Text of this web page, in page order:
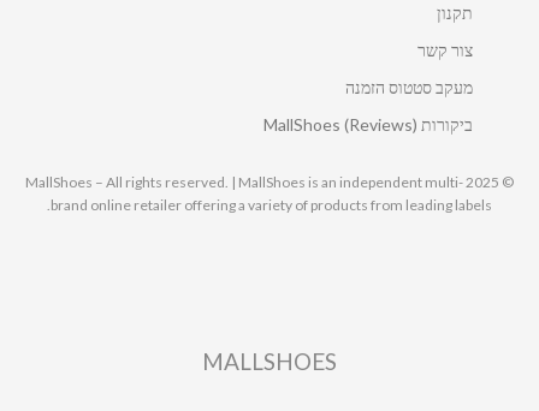
תקנון
צור קשר
מעקב סטטוס הזמנה
ביקורות MallShoes (Reviews)
© 2025 MallShoes – All rights reserved. | MallShoes is an independent multi-
brand online retailer offering a variety of products from leading labels.
MALLSHOES